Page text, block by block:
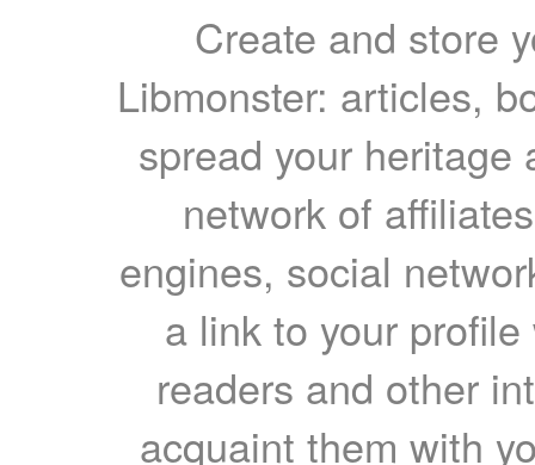
Create and store
Libmonster: articles,
spread your heritage
network of
engines, social
a link to your
readers and other
acquaint them with